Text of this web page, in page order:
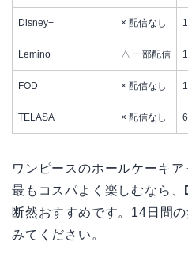
Disney+ × 配信なし
Lemino △ 一部配信
FOD × 配信なし
TELASA × 配信なし
ワンピースのホールケーキ
最もコスパよく楽しむなら、
断然おすすめです。14日間
みてください。